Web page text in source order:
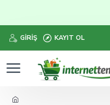
GIRIŞ KAYIT OL